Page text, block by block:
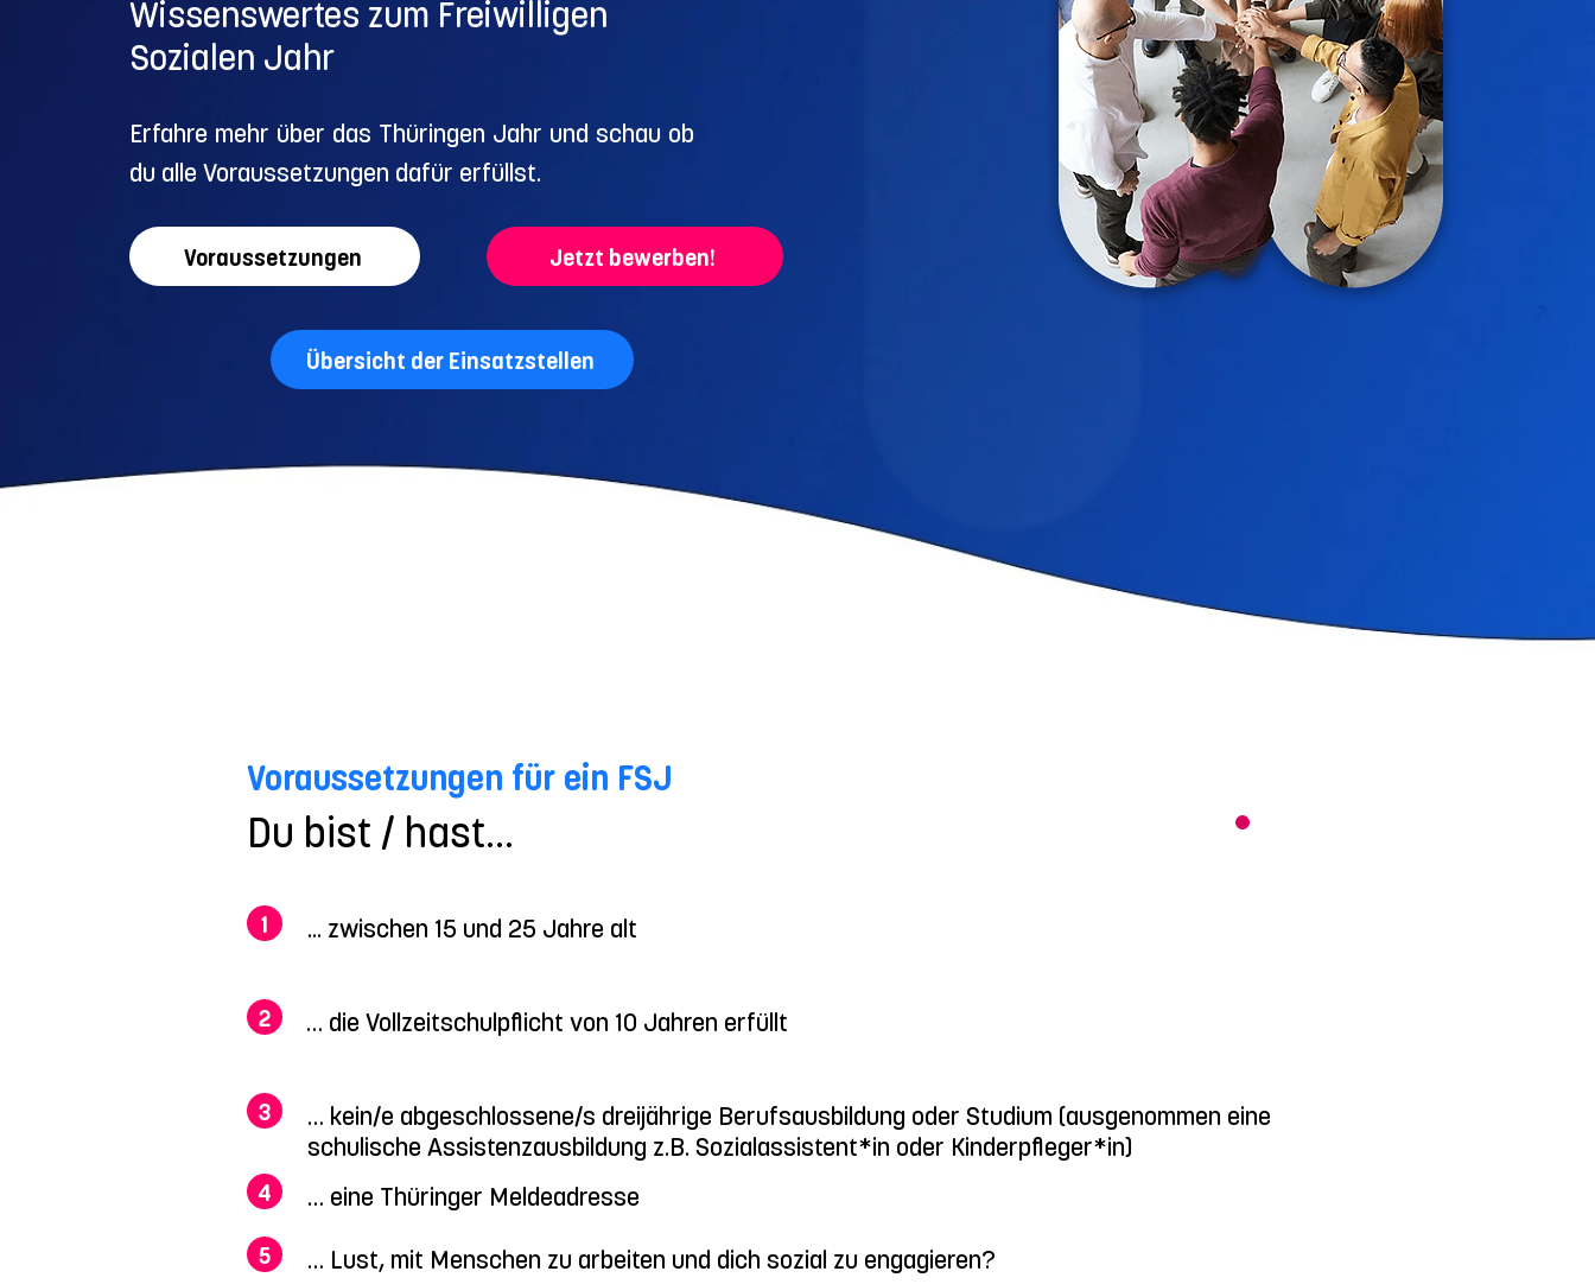
Wissenswertes zum Freiwilligen
Sozialen Jahr
Erfahre mehr über das Thüringen Jahr und schau ob
du alle Voraussetzungen dafür erfüllst.
Voraussetzungen Jetzt bewerben!
Übersicht der Einsatzstellen
Voraussetzungen für ein FSJ
Du bist / hast...
1 ... zwischen 15 und 25 Jahre alt
2 … die Vollzeitschulpflicht von 10 Jahren erfüllt
3
… kein/e abgeschlossene/s dreijährige Berufsausbildung oder Studium (ausgenommen eine
schulische Assistenzausbildung z.B. Sozialassistent*in oder Kinderpfleger*in)
4 … eine Thüringer Meldeadresse
5 … Lust, mit Menschen zu arbeiten und dich sozial zu engagieren?